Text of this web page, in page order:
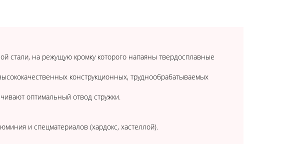
стали, на режущую кромку которого напаяны твердосплавные
конструкционных, труднообрабатываемых
оптимальный отвод стружки.
и спецматериалов (хардокс, хастеллой).